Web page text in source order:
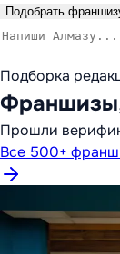
Подобрать
Подборка
Прошли
Все 500+